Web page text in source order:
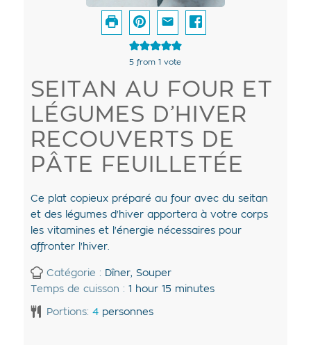
5 from 1 vote
SEITAN AU FOUR ET
LÉGUMES D’HIVER
RECOUVERTS DE
PÂTE FEUILLETÉE
Ce plat copieux préparé au four avec du seitan
et des légumes d'hiver apportera à votre corps
les vitamines et l'énergie nécessaires pour
affronter l'hiver.
Catégorie : Dîner, Souper
Temps de cuisson : 1 hour 15 minutes
Portions: 4 personnes